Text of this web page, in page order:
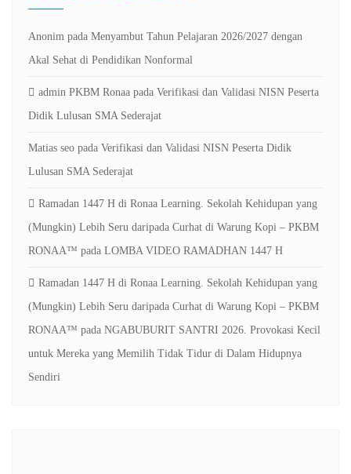
Anonim pada Menyambut Tahun Pelajaran 2026/2027 dengan
Akal Sehat di Pendidikan Nonformal
admin PKBM Ronaa pada Verifikasi dan Validasi NISN Peserta
Didik Lulusan SMA Sederajat
Matias seo pada Verifikasi dan Validasi NISN Peserta Didik
Lulusan SMA Sederajat
Ramadan 1447 H di Ronaa Learning. Sekolah Kehidupan yang
(Mungkin) Lebih Seru daripada Curhat di Warung Kopi – PKBM
RONAA™ pada LOMBA VIDEO RAMADHAN 1447 H
Ramadan 1447 H di Ronaa Learning. Sekolah Kehidupan yang
(Mungkin) Lebih Seru daripada Curhat di Warung Kopi – PKBM
RONAA™ pada NGABUBURIT SANTRI 2026. Provokasi Kecil
untuk Mereka yang Memilih Tidak Tidur di Dalam Hidupnya
Sendiri